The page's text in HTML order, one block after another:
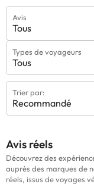
Avis
Tous
Types de voyageurs
Tous
Trier par:
Recommandé
Avis réels
Découvrez des
auprès des marques de
réels, issus de voyages